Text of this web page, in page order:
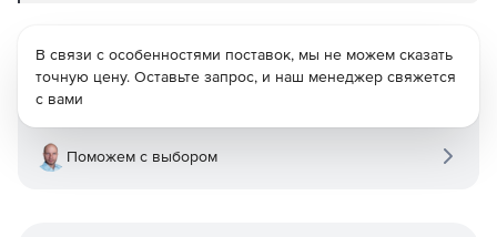
В связи с особенностями поставок, мы не можем сказать
точную цену. Оставьте запрос, и наш менеджер свяжется
с вами
Поможем с выбором